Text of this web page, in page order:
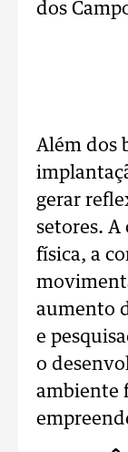
dos
Além dos
gerar
setores.
física, a
aumento
e
o
ambiente